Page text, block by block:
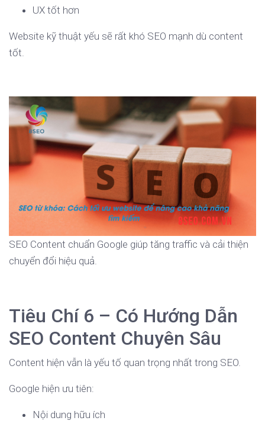
UX tốt hơn
Website kỹ thuật yếu sẽ rất khó SEO mạnh dù content
tốt.
SEO Content chuẩn Google giúp tăng traffic và cải thiện
chuyển đổi hiệu quả.
Tiêu Chí 6 – Có Hướng Dẫn
SEO Content Chuyên Sâu
Content hiện vẫn là yếu tố quan trọng nhất trong SEO.
Google hiện ưu tiên:
Nội dung hữu ích